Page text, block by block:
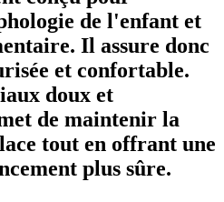
de l'enfant et
Il assure donc
et confortable.
doux et
de maintenir la
tout en offrant une
plus sûre.